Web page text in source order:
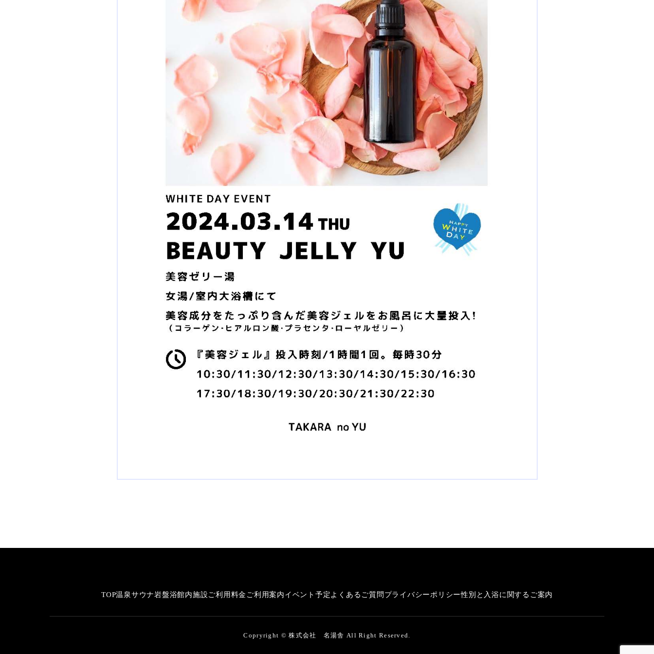
TOP温泉サウナ岩盤浴館内施設ご利用料金 ご利用案内イベント予定よくあるご質問 プライバシーポリシー性別と入浴に関するご案内
Copryright © 株式会社 名湯舎 All Right Reserved.